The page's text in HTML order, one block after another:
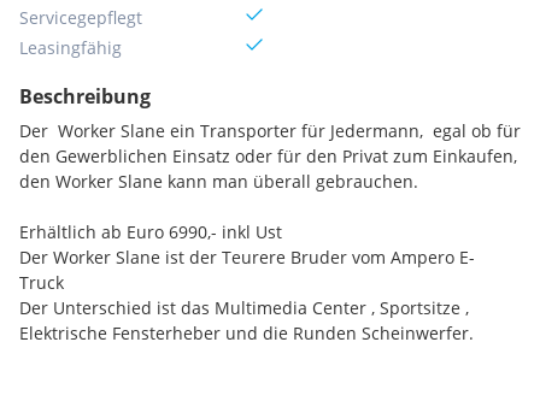
Servicegepflegt
Leasingfähig
Beschreibung
Der Worker Slane ein Transporter für Jedermann, egal ob für
den Gewerblichen Einsatz oder für den Privat zum Einkaufen,
den Worker Slane kann man überall gebrauchen.
Erhältlich ab Euro 6990,- inkl Ust
Der Worker Slane ist der Teurere Bruder vom Ampero E-
Truck
Der Unterschied ist das Multimedia Center , Sportsitze ,
Elektrische Fensterheber und die Runden Scheinwerfer.